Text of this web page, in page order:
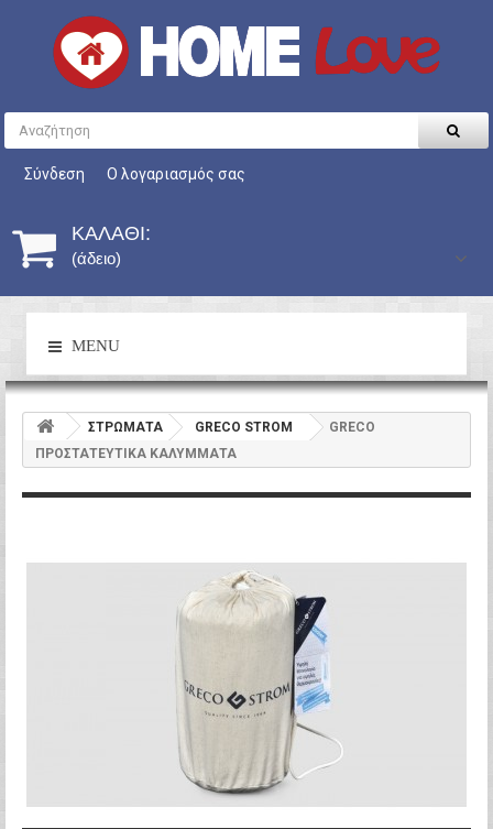
Σύνδεση Ο λογαριασμός σας
ΚΑΛΆΘΙ:
(άδειο)
MENU
ΣΤΡΩΜΑΤΑ GRECO STROM
GRECO
ΠΡΟΣΤΑΤΕΥΤΙΚΑ ΚΑΛΥΜΜΑΤΑ